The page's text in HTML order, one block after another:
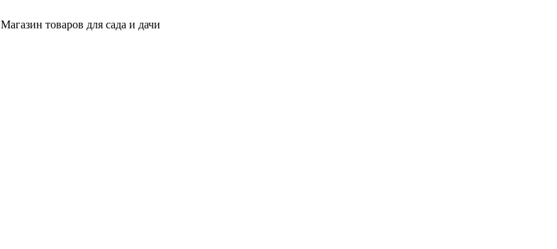
Магазин товаров для сада и дачи